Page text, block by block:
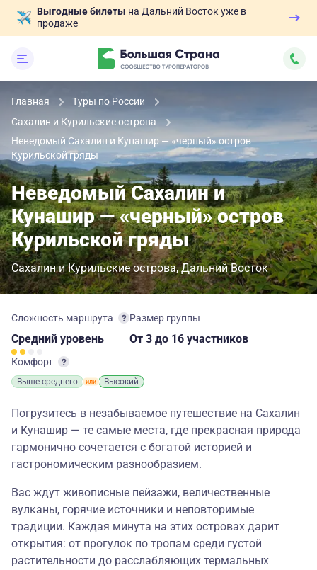
Выгодные билеты на Дальний Восток уже в
продаже
Главная
Туры по России
Сахалин и Курильские острова
Неведомый Сахалин и Кунашир — «черный» остров
Курильской гряды
Неведомый Сахалин и
Кунашир — «черный» остров
Курильской гряды
Сахалин и Курильские острова Дальний Восток
Сложность маршрута
Средний уровень
Комфорт
Выше среднего Высокий
Размер группы
От 3 до 16 участников
Погрузитесь в незабываемое путешествие на Сахалин
и Кунашир — те самые места, где прекрасная природа
гармонично сочетается с богатой историей и
гастрономическим разнообразием.
Вас ждут живописные пейзажи, величественные
вулканы, горячие источники и неповторимые
традиции. Каждая минута на этих островах дарит
открытия: от прогулок по тропам среди густой
растительности до расслабляющих термальных